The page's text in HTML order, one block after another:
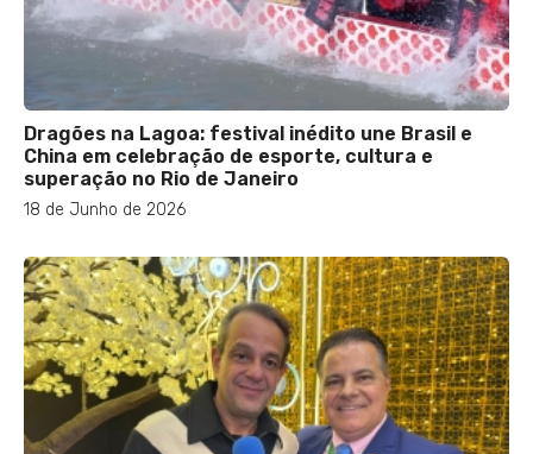
Dragões na Lagoa: festival inédito une Brasil e
China em celebração de esporte, cultura e
superação no Rio de Janeiro
18 de Junho de 2026